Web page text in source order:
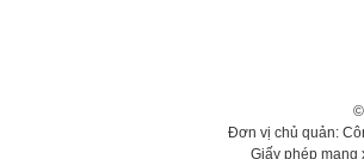
Đơn vị chủ quản:
Giấy phép mạng